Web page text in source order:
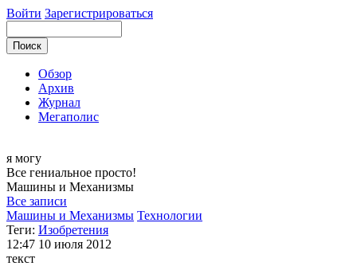
Войти Зарегистрироваться
Обзор
Архив
Журнал
Мегаполис
я могу
Все гениальное просто!
Машины и Механизмы
Все записи
Машины и Механизмы Технологии
Теги: Изобретения
12:47 10 июля 2012
текст